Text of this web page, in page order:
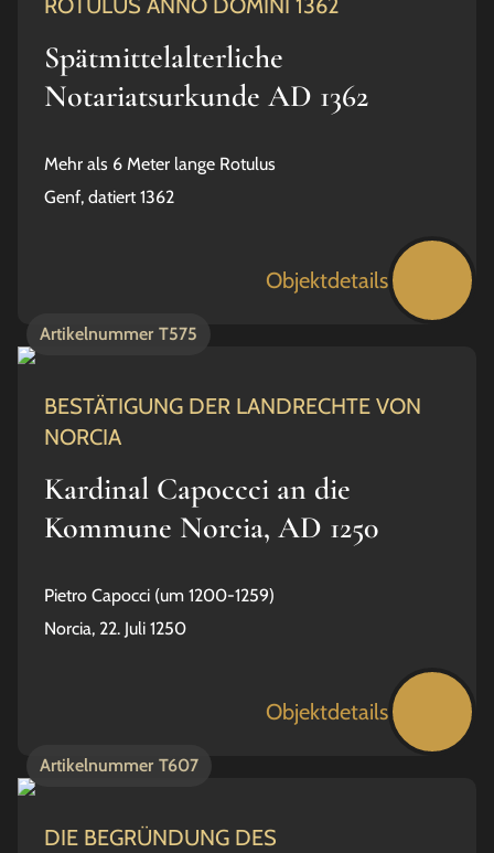
ROTULUS ANNO DOMINI 1362
Spätmittelalterliche
Notariatsurkunde AD 1362
Mehr als 6 Meter lange Rotulus
Genf, datiert 1362
Objektdetails
Artikelnummer T575
BESTÄTIGUNG DER LANDRECHTE VON
NORCIA
Kardinal Capoccci an die
Kommune Norcia, AD 1250
Pietro Capocci (um 1200-1259)
Norcia, 22. Juli 1250
Objektdetails
Artikelnummer T607
DIE BEGRÜNDUNG DES